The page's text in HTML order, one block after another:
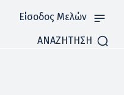
Είσοδος Μελών
ΑΝΑΖΗΤΗΣΗ